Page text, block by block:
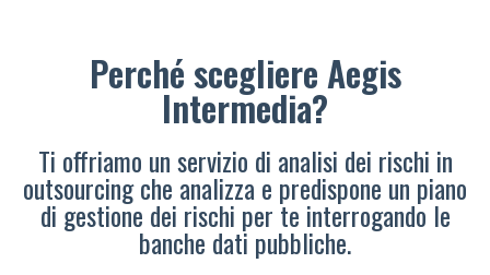
Perché scegliere Aegis
Intermedia?
Ti offriamo un servizio di analisi dei rischi in
outsourcing che analizza e predispone un piano
di gestione dei rischi per te interrogando le
banche dati pubbliche.